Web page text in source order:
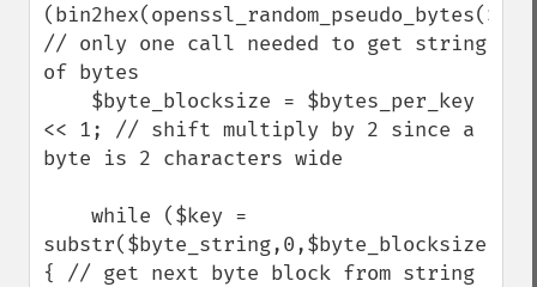
// only one call needed to get string
of bytes
<< 1; // shift multiply by 2 since a
byte is 2 characters wide
substr($byte_string,0,$byte_blocksize))
{ // get next byte block from string